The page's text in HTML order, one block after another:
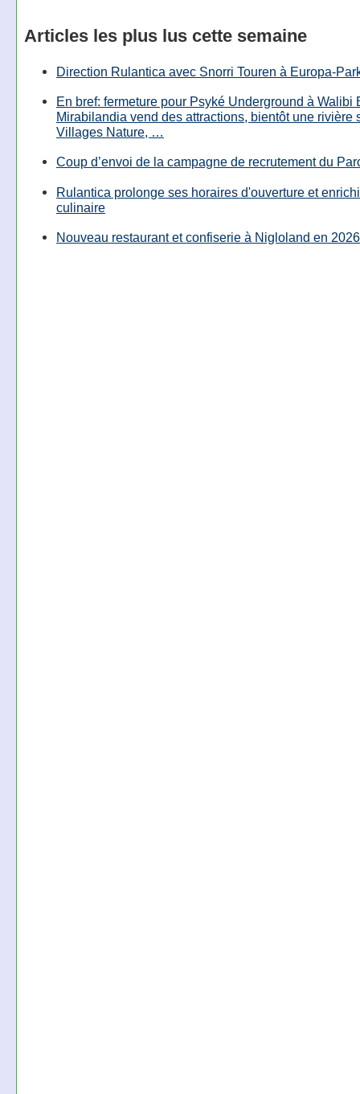
Articles les plus lus cette semaine
Direction Rulantica avec Snorri Touren à Europa-
En bref: fermeture pour Psyké Underground à Walibi
Mirabilandia vend des attractions, bientôt une rivière
Villages Nature, …
Coup d’envoi de la campagne de recrutement du
Rulantica prolonge ses horaires d'ouverture et
culinaire
Nouveau restaurant et confiserie à Nigloland en 2026